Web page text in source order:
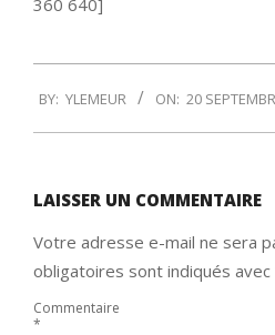
360 640]
09-
20
BY: YLEMEUR ON: 20
LAISSER UN COMMENTAIRE
Votre adresse e-mail ne sera
obligatoires sont indiqués avec
Commentaire
*